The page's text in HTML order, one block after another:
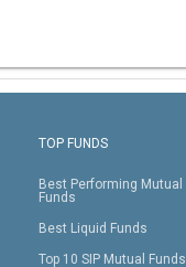
TOP FUNDS
Best Performing Mutual
Funds
Best Liquid Funds
Top 10 SIP Mutual Funds